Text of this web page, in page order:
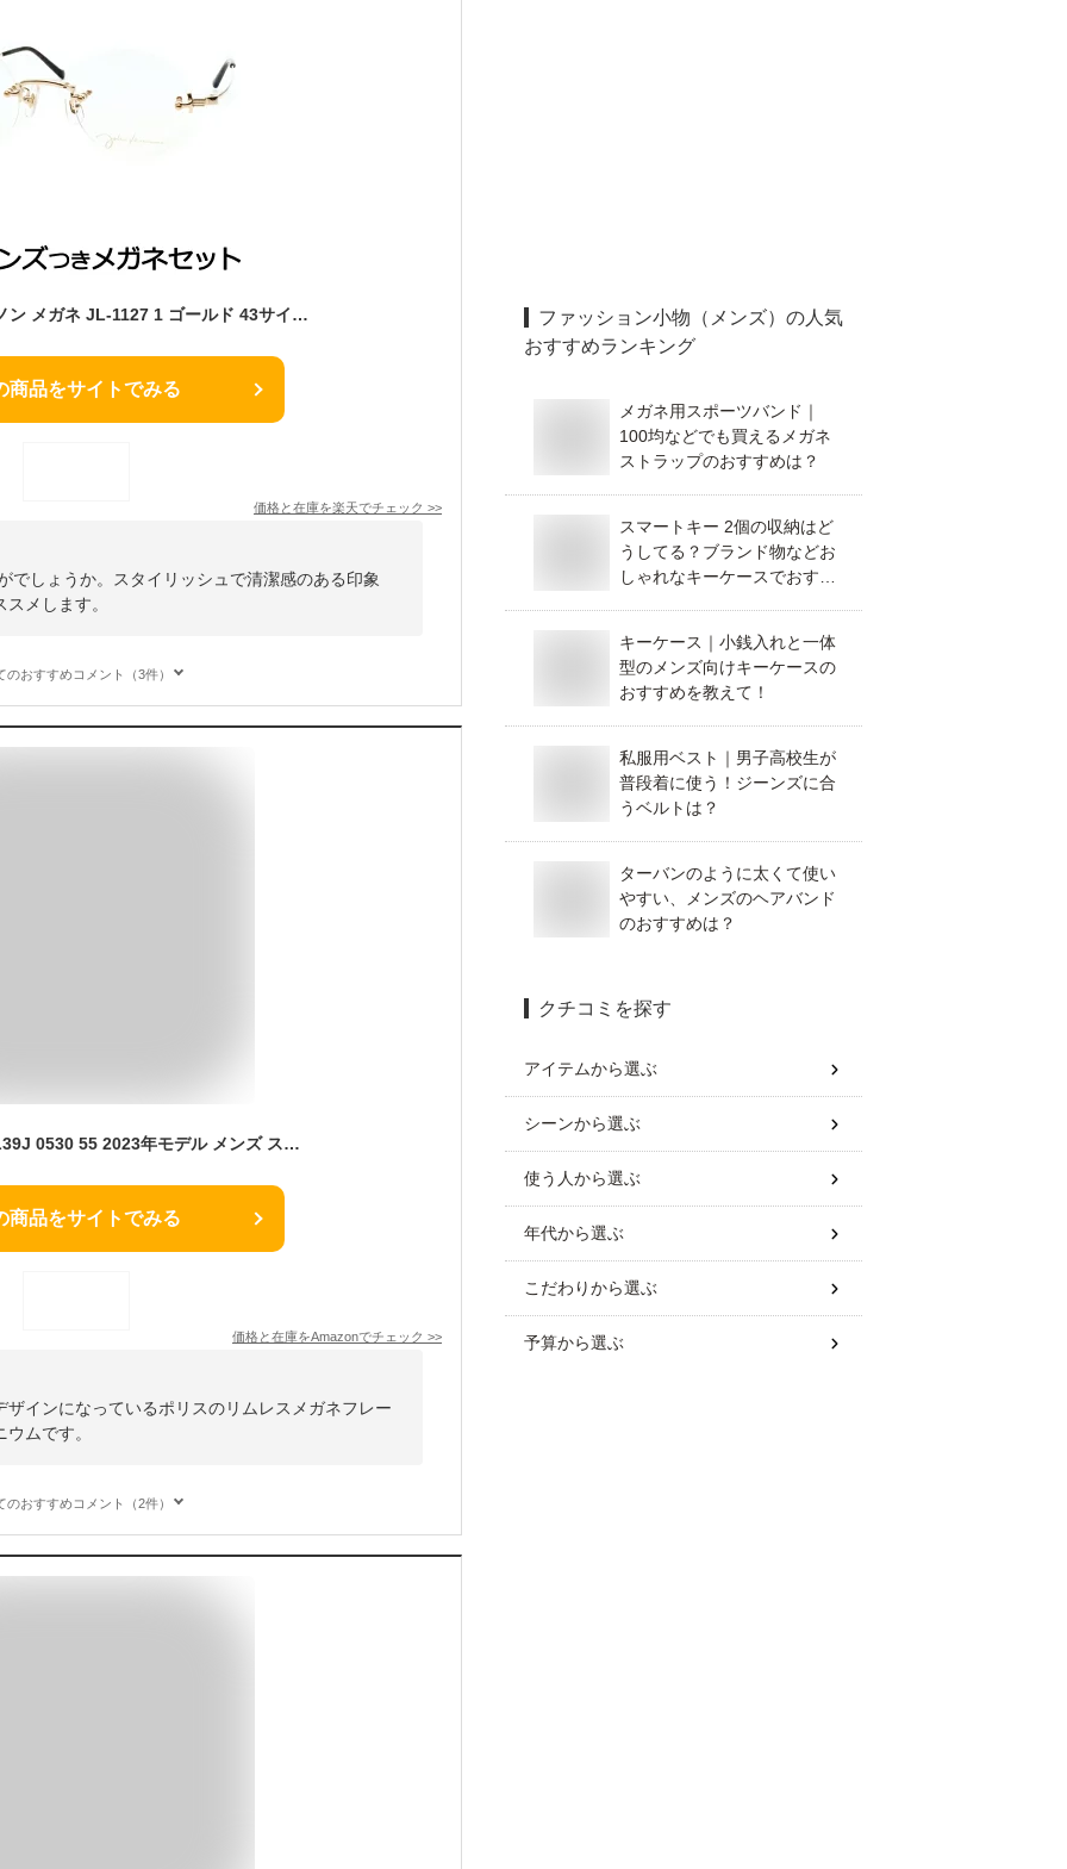
レンズつき ジョンレノン メガネ JL-1127 1 ゴールド 43サイズ ふちなし リムレス 日本製 国産 度つき 度入り 度なし フレーム メガネフレーム ダテめがね 伊達 眼鏡 John Lennon
商品をサイトでみる
価格と在庫を楽天でチェック >>
でしょうか。スタイリッシュで清潔感のある印象
メします。
のおすすめコメント（3件）
[ポリス] メガネ VPLL39J 0530 55 2023年モデル メンズ スクエア リムレス ツーポイント 縁なし チタニウム
商品をサイトでみる
価格と在庫をAmazonでチェック >>
インになっているポリスのリムレスメガネフレー
ムです。
のおすすめコメント（2件）
ファッション小物（メンズ） の人気
おすすめランキング
メガネ用スポーツバンド｜
100均などでも買えるメガネ
ストラップのおすすめは？
スマートキー 2個の収納はど
うしてる？ブランド物などお
しゃれなキーケースでおすす
キーケース｜小銭入れと一体
型のメンズ向けキーケースの
おすすめを教えて！
私服用ベスト｜男子高校生が
普段着に使う！ジーンズに合
うベルトは？
ターバンのように太くて使い
やすい、メンズのヘアバンド
のおすすめは？
クチコミを探す
アイテムから選ぶ
シーンから選ぶ
使う人から選ぶ
年代から選ぶ
こだわりから選ぶ
予算から選ぶ